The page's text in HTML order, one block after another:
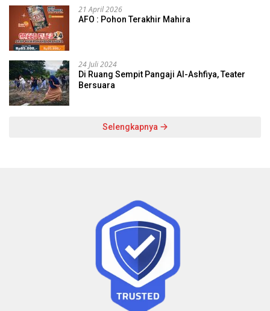
21 April 2026
AFO : Pohon Terakhir Mahira
24 Juli 2024
Di Ruang Sempit Pangaji Al-Ashfiya, Teater
Bersuara
Selengkapnya